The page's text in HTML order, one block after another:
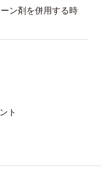
ン剤を併用する時
ト